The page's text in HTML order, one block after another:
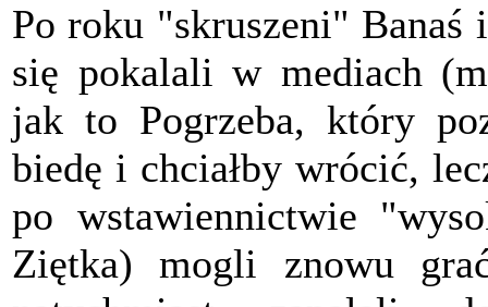
Po roku "skruszeni"
się pokalali w mediach
jak to Pogrzeba, który
biedę i chciałby wrócić,
po wstawiennictwie
Ziętka) mogli znowu